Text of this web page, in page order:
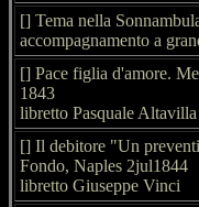
[] Tema nella
accompagnamento a
[] Pace figlia d'amore.
1843
libretto Pasquale Altavilla
[] Il debitore "Un
Fondo, Naples 2jul1844
libretto Giuseppe Vinci